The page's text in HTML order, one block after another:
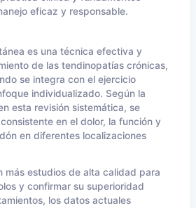
eficaz y responsable.
es una técnica efectiva y
de las tendinopatías crónicas,
se integra con el ejercicio
individualizado. Según la
esta revisión sistemática, se
en el dolor, la función y
en diferentes localizaciones
más estudios de alta calidad para
y confirmar su superioridad
los datos actuales